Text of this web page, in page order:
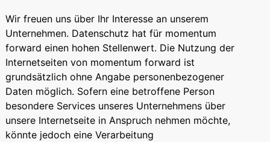
Wir freuen uns über Ihr Interesse an unserem
Unternehmen. Datenschutz hat für momentum
forward einen hohen Stellenwert. Die Nutzung der
Internetseiten von momentum forward ist
grundsätzlich ohne Angabe personenbezogener
Daten möglich. Sofern eine betroffene Person
besondere Services unseres Unternehmens über
unsere Internetseite in Anspruch nehmen möchte,
könnte jedoch eine Verarbeitung